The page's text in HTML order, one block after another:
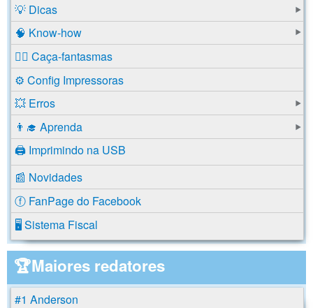
💡 Dicas
🧠 Know-how
🕵️‍♂️ Caça-fantasmas
⚙️ Config Impressoras
💥 Erros
👨‍🎓 Aprenda
🖨️ Imprimindo na USB
📰 Novidades
ⓕ FanPage do Facebook
🖥️ Sistema Fiscal
🏆Maiores redatores
#1 Anderson